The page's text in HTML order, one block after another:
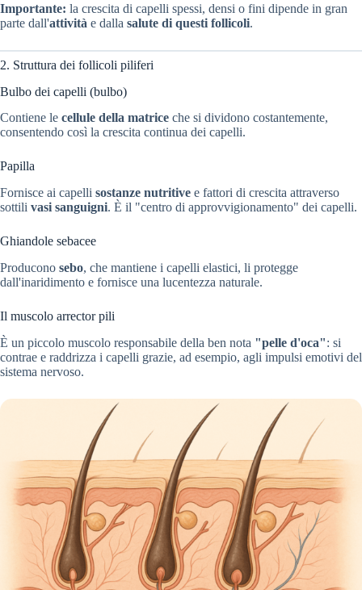
Importante: la crescita di capelli spessi, densi o fini dipende in gran
parte dall'attività e dalla salute di questi follicoli.
2. Struttura dei follicoli piliferi
Bulbo dei capelli (bulbo)
Contiene le cellule della matrice che si dividono costantemente,
consentendo così la crescita continua dei capelli.
Papilla
Fornisce ai capelli sostanze nutritive e fattori di crescita attraverso
sottili vasi sanguigni. È il "centro di approvvigionamento" dei capelli.
Ghiandole sebacee
Producono sebo, che mantiene i capelli elastici, li protegge
dall'inaridimento e fornisce una lucentezza naturale.
Il muscolo arrector pili
È un piccolo muscolo responsabile della ben nota "pelle d'oca": si
contrae e raddrizza i capelli grazie, ad esempio, agli impulsi emotivi del
sistema nervoso.